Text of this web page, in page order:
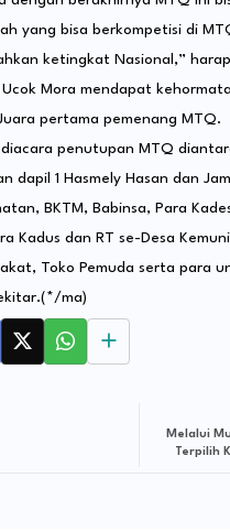
yang bisa berkompetisi di
ketingkat Nasional,”
Mora mendapat
pertama pemenang MTQ.
penutupan MTQ
dapil 1 Hasmely Hasan dan
BKTM, Babinsa, Para
Kadus dan RT se-Desa
Toko Pemuda serta para
ma)
Melalui
Terpilih